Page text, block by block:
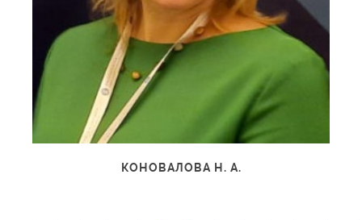
КОНОВАЛОВА Н. А.